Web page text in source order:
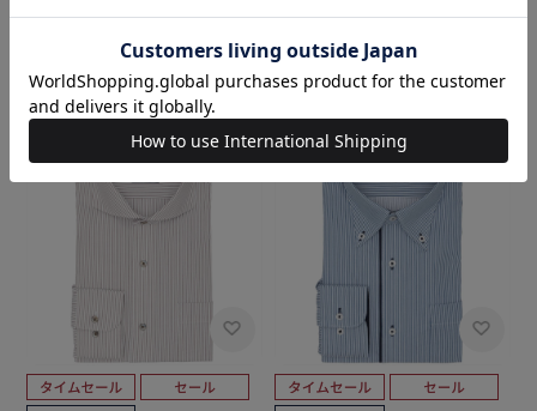
シャツ 大きいサイズ
￥4,950￥3,511(29%OFF)
3.5（2）
￥4,950￥3,511(29%OFF)
4.5（4）